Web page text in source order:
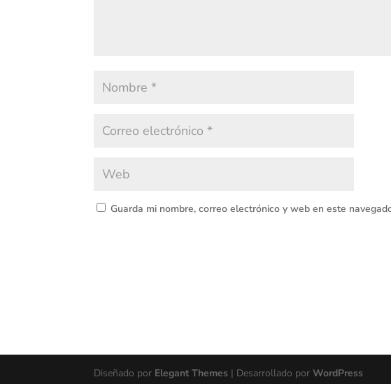
Guarda mi nombre, correo electrónico y web en este
Diseñado por Elegant Themes | Desarrollado porWordPress